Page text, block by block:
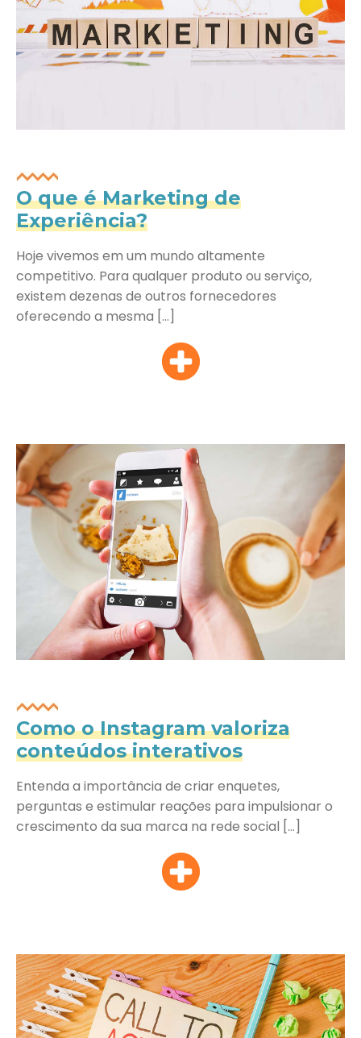
O que é Marketing de
Experiência?
Hoje vivemos em um mundo altamente
competitivo. Para qualquer produto ou serviço,
existem dezenas de outros fornecedores
oferecendo a mesma […]
Como o Instagram valoriza
conteúdos interativos
Entenda a importância de criar enquetes,
perguntas e estimular reações para impulsionar o
crescimento da sua marca na rede social […]